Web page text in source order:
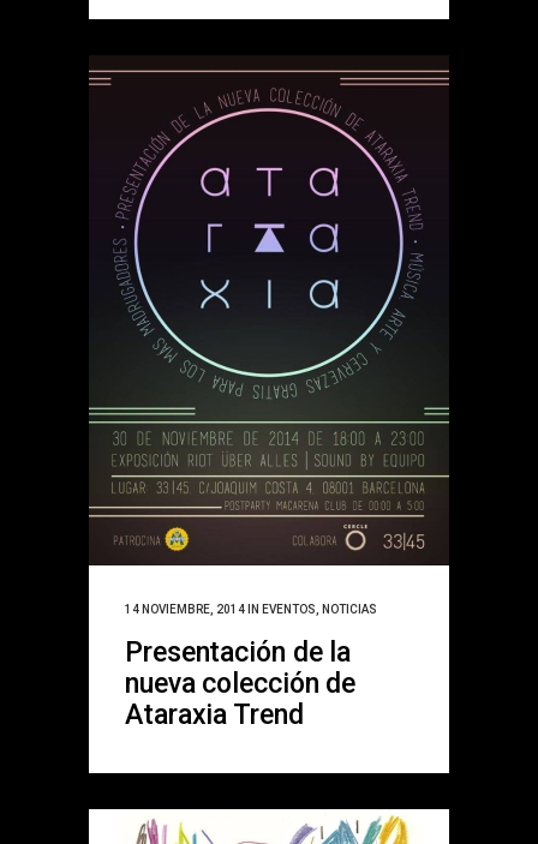
14 NOVIEMBRE, 2014 IN EVENTOS NOTICIAS
Presentación de la
nueva colección de
Ataraxia Trend